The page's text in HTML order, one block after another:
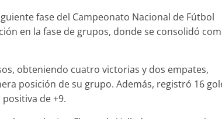
fase del Campeonato Nacional de Fútbol
en la fase de grupos, donde se consolidó
obteniendo cuatro victorias y dos empates,
posición de su grupo. Además, registró 16
de +9.